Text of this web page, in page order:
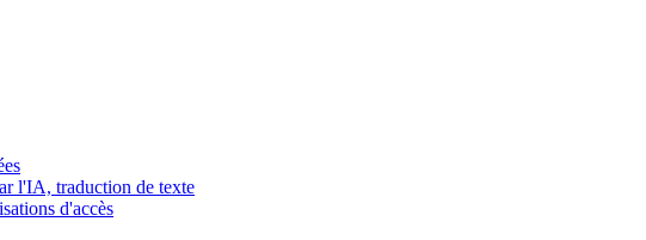
l'IA, traduction de texte
d'accès